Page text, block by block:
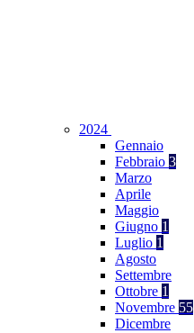
2024
Gennaio
Febbraio 3
Marzo
Aprile
Maggio
Giugno 1
Luglio 1
Agosto
Settembre
Ottobre 1
Novembre 55
Dicembre